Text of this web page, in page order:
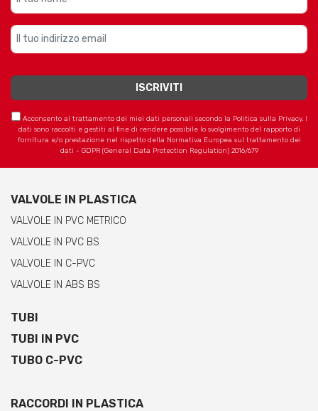
Acconsento al trattamento dei miei dati personali secondo la Politica sulla Privacy. I
dati sono raccolti e gestiti al fine di rendere possibile lo svolgimento del rapporto di
fornitura e/o prestazione nel rispetto della Normativa Europea sul trattamento dei
dati - GDPR (General Data Protection Regulation) 2016/679
VALVOLE IN PLASTICA
VALVOLE IN PVC METRICO
VALVOLE IN PVC BS
VALVOLE IN C-PVC
VALVOLE IN ABS BS
TUBI
TUBI IN PVC
TUBO C-PVC
RACCORDI IN PLASTICA